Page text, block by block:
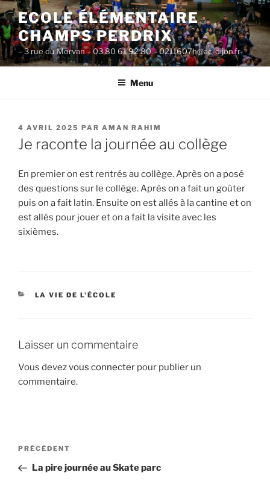
Aller
au
contenu
principal
ECOLE ÉLÉMENTAIRE
CHAMPS PERDRIX
– 3 rue du Morvan – 03 80 61 92 80 – 0211607h@ac-dijon.fr-
Menu
PUBLIÉ
LE
4 AVRIL 2025 PAR AMAN RAHIM
Je raconte la journée au collège
En premier on est rentrés au collège. Après on a posé
des questions sur le collège. Après on a fait un goûter
puis on a fait latin. Ensuite on est allés à la cantine et on
est allés pour jouer et on a fait la visite avec les
sixièmes.
CATÉGORIES
LA VIE DE L'ÉCOLE
Laisser un commentaire
Vous devezvous connecter pour publier un
commentaire.
Navigation
l’article
Article
précédent
PRÉCÉDENT
La pire journée au Skate parc